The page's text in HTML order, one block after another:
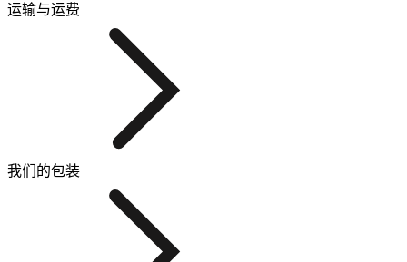
运输与运费
我们的包装